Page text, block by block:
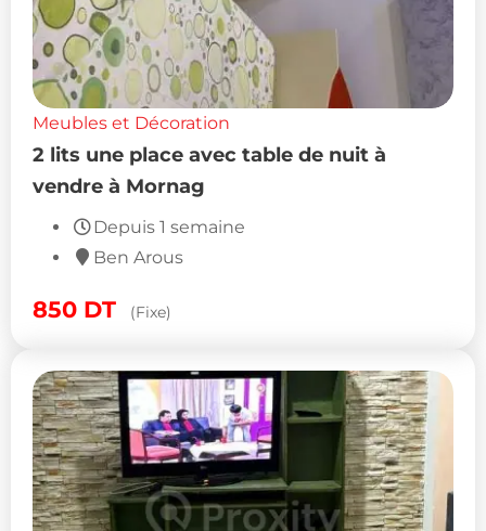
Meubles et Décoration
2 lits une place avec table de nuit à
vendre à Mornag
Depuis 1 semaine
Ben Arous
850 DT (Fixe)